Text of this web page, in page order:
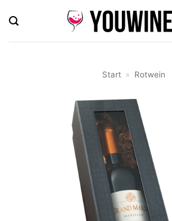
Inhalt
springen
Start » Rotwein